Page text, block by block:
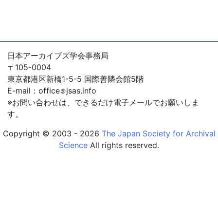
2022年1月15日
『アーカイブズ学研究』第35号
2021年7月8日
『アーカイブズ学研究』第34号
2021年4月2日
日本アーカイブズ学会事務局
〒105-0004
東京都港区新橋1-5-5 国際善隣会館5階
E-mail：office
jsas.info
※お問い合わせは、できるだけ電子メールでお願いしま
す。
Copyright © 2003 - 2026 The Japan Society for Archival
Science All rights reserved.